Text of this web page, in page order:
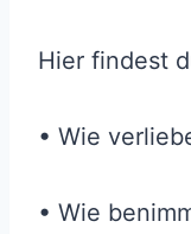
Hier findest
• Wie
• Wie